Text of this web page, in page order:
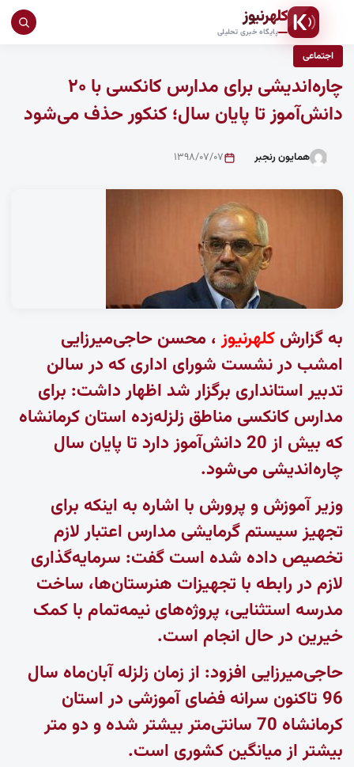
کلهرنیوز
پایگاه خبری تحلیلی
اجتماعی
چاره‌اندیشی برای مدارس کانکسی با ۲۰
دانش‌آموز تا پایان سال؛ کنکور حذف می‌شود
همایون رنجبر ۱۳۹۸/۰۷/۰۷
به گزارش کلهرنیوز، محسن حاجی‌میرزایی
امشب در نشست شورای اداری که در سالن
تدبیر استانداری برگزار شد اظهار داشت: برای
مدارس کانکسی مناطق زلزله‌زده استان کرمانشاه
که بیش از 20 دانش‌آموز دارد تا پایان سال
چاره‌اندیشی می‌شود.
وزیر آموزش و پرورش با اشاره به اینکه برای
تجهیز سیستم گرمایشی مدارس اعتبار لازم
تخصیص داده شده است گفت: سرمایه‌گذاری
لازم در رابطه با تجهیزات هنرستان‌ها، ساخت
مدرسه استثنایی، پروژه‌های نیمه‌تمام با کمک
خیرین در حال انجام است.
حاجی‌میرزایی افزود: از زمان زلزله آبان‌ماه سال
96 تاکنون سرانه فضای آموزشی در استان
کرمانشاه 70 سانتی‌متر بیشتر شده و دو متر
بیشتر از میانگین کشوری است.